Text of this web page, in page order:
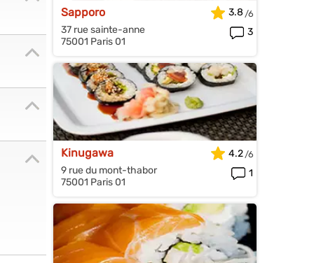
Sapporo
37 rue sainte-anne
75001 Paris 01
3.8
3
Kinugawa
9 rue du mont-thabor
75001 Paris 01
4.2
1